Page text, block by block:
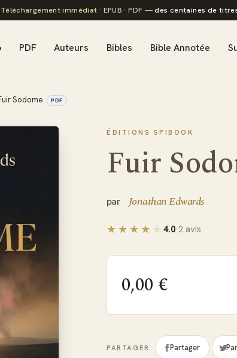
Téléchargement immédiat · EPUB · PDF —des centaines de
PDF Auteurs Bibles Bible Annotée
Sodome PDF
ÉDITIONS SPIBOOK
Fuir
Jonathan Edwards
4.0·2 avis
0,00 €
PARTAGER Partager